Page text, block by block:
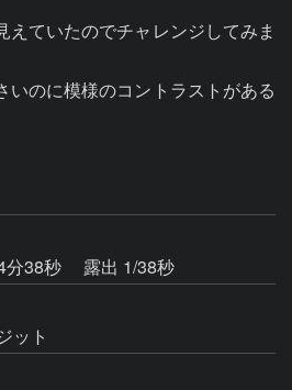
えていたのでチャレンジしてみま
いのに模様のコントラストがある
分38秒
露出 1/38秒
ット